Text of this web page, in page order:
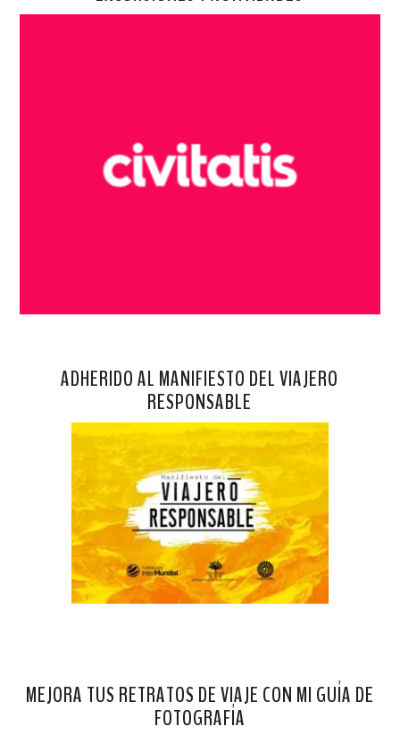
ADHERIDO AL MANIFIESTO DEL VIAJERO
RESPONSABLE
MEJORA TUS RETRATOS DE VIAJE CON MI GUÍA DE
FOTOGRAFÍA